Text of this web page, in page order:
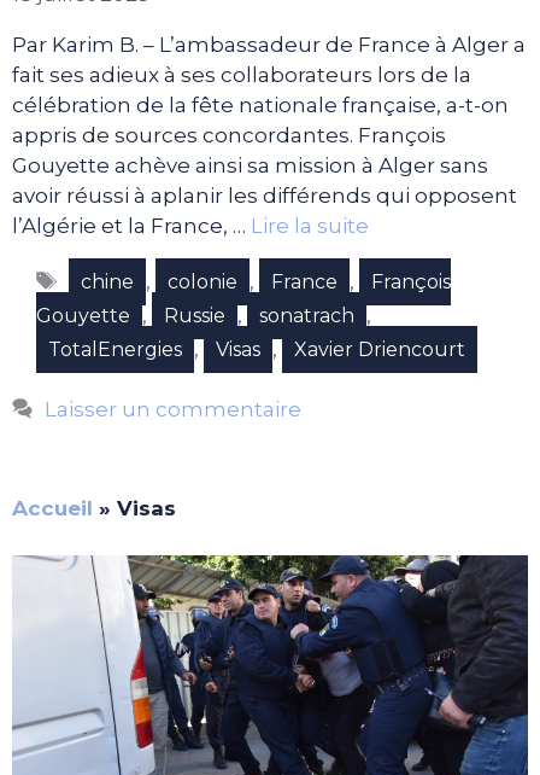
Par Karim B. – L’ambassadeur de France à Alger a
fait ses adieux à ses collaborateurs lors de la
célébration de la fête nationale française, a-t-on
appris de sources concordantes. François
Gouyette achève ainsi sa mission à Alger sans
avoir réussi à aplanir les différends qui opposent
l’Algérie et la France, … Lire la suite
Étiquettes
chine , colonie , France ,
François
Gouyette
, Russie , sonatrach ,
TotalEnergies , Visas , Xavier Driencourt
Laisser un commentaire
Accueil » Visas